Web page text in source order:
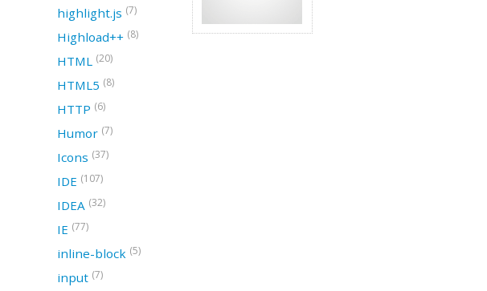
highlight.js (7)
Highload++ (8)
HTML (20)
HTML5 (8)
HTTP (6)
Humor (7)
Icons (37)
IDE (107)
IDEA (32)
IE (77)
inline-block (5)
input (7)